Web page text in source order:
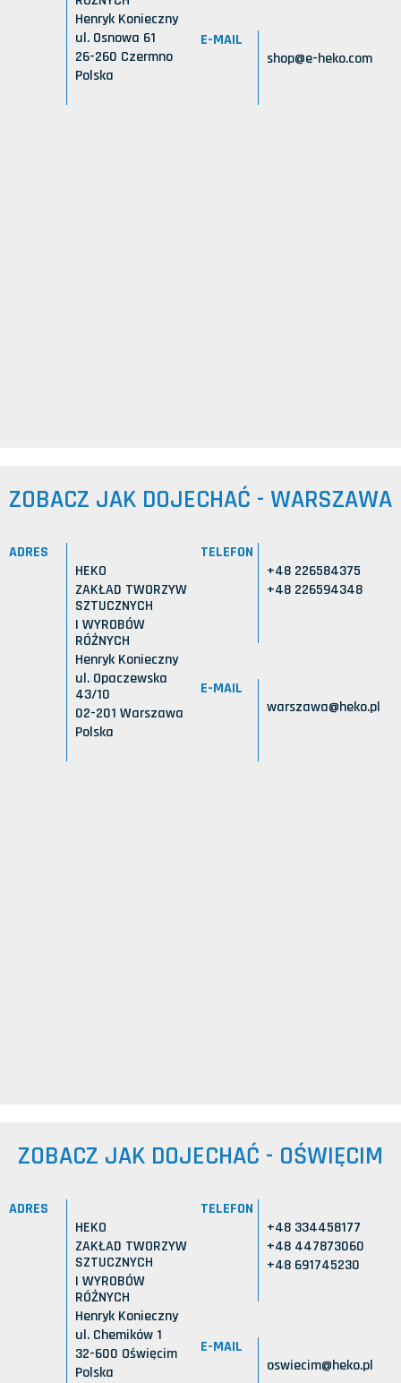
Henryk Konieczny
ul. Osnowa 61
26-260 Czermno
Polska
E-MAIL
shop@e-heko.com
ZOBACZ JAK DOJECHAĆ - WARSZAWA
ADRES
HEKO
ZAKŁAD TWORZYW
SZTUCZNYCH
I WYROBÓW
RÓŻNYCH
Henryk Konieczny
ul. Opaczewska
43/10
02-201 Warszawa
Polska
TELEFON
+48 226584375
+48 226594348
E-MAIL
warszawa@heko.pl
ZOBACZ JAK DOJECHAĆ - OŚWIĘCIM
ADRES
HEKO
ZAKŁAD TWORZYW
SZTUCZNYCH
I WYROBÓW
RÓŻNYCH
Henryk Konieczny
ul. Chemików 1
32-600 Oświęcim
Polska
TELEFON
+48 334458177
+48 447873060
+48 691745230
E-MAIL
oswiecim@heko.pl